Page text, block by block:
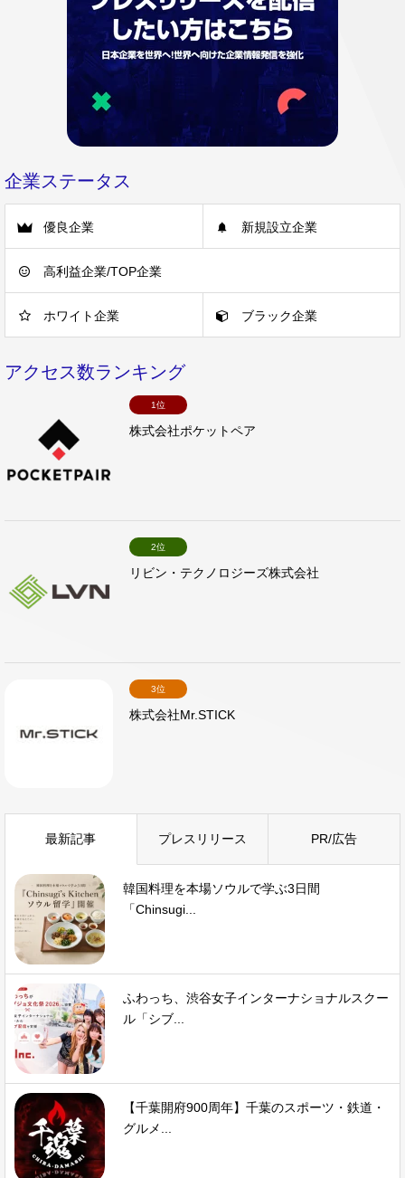
企業ステータス
優良企業 新規設立企業
高利益企業/TOP企業
ホワイト企業 ブラック企業
アクセス数ランキング
1位
株式会社ポケットペア
2位
リビン・テクノロジーズ株式会社
3位
株式会社Mr.STICK
最新記事 プレスリリース PR/広告
韓国料理を本場ソウルで学ぶ3日間
「Chinsugi...
ふわっち、渋谷女子インターナショナルスクー
ル「シブ...
【千葉開府900周年】千葉のスポーツ・鉄道・
グルメ...